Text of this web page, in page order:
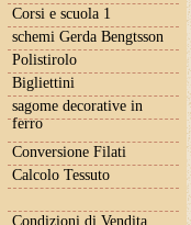
Corsi e scuola 1
schemi Gerda Bengtsson
Polistirolo
Bigliettini
sagome decorative in
ferro
Conversione Filati
Calcolo Tessuto
Condizioni di Vendita